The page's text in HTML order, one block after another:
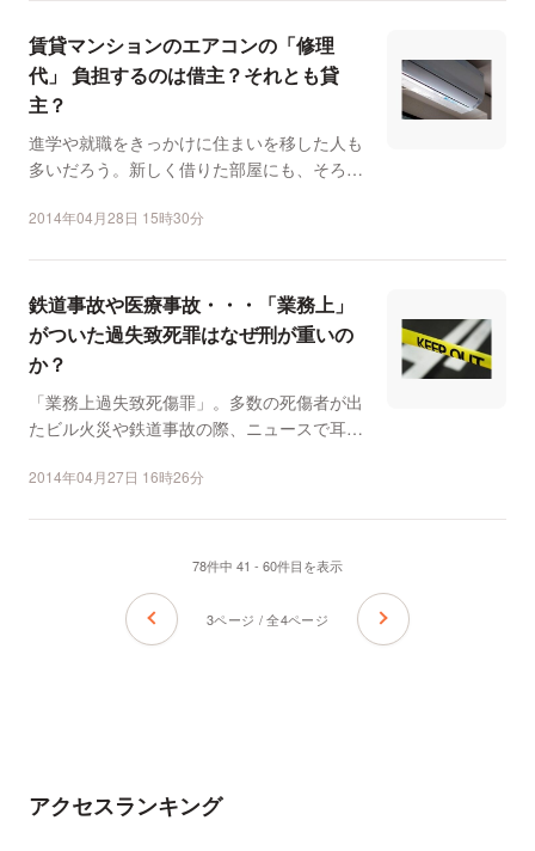
賃貸マンションのエアコンの「修理
代」 負担するのは借主？それとも貸
主？
進学や就職をきっかけに住まいを移した人も
多いだろう。新しく借りた部屋にも、そろそ
2014年04月28日 15時30分
鉄道事故や医療事故・・・「業務上」
がついた過失致死罪はなぜ刑が重いの
か？
「業務上過失致死傷罪」。多数の死傷者が出
たビル火災や鉄道事故の際、ニュースで耳に
2014年04月27日 16時26分
78件中 41 - 60件目を表示
3ページ / 全4ページ
アクセスランキング